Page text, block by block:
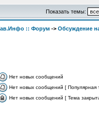
Показать темы:
:: Форум -> Обсуждение
Нет новых сообщений
Нет новых сообщений [ Популярная
Нет новых сообщений [ Тема